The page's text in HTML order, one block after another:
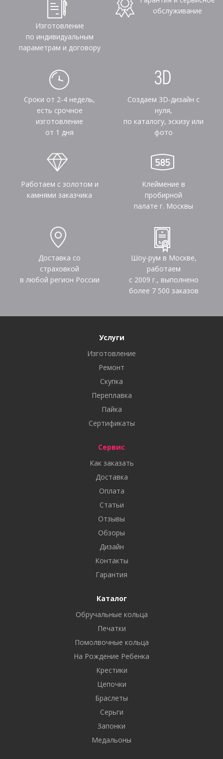
Изготовление
по индивидуальным
параметрам и договору
обслуживание
Сроки от 2-4 недель,
есть срочное
изготовление
от 1 дня
Создаем 3D-дизайн с
нуля,
по каталогу, эскизу или
фото
Работаем с золотом и
камнями заказчика
Клеймение в
пробирной
палате г. Москвы
Доставка со
страховкой
в любой регион России
Шоу-рум в Москве,
работаем
с 2009 г., выполнено
более 7 500 заказов
Услуги
Изготовление
Ремонт
Скупка
Переплавка
Пайка
Сертификаты
Сервис
Как заказать
Доставка
Оплата
Статьи
Отзывы
Обзоры
Дизайн
Контакты
Гарантия
Каталог
Обручальные кольца
Печатки
Помолвочные кольца
На Рождение Ребенка
Крестики
Цепочки
Браслеты
Серьги
Запонки
Медальоны